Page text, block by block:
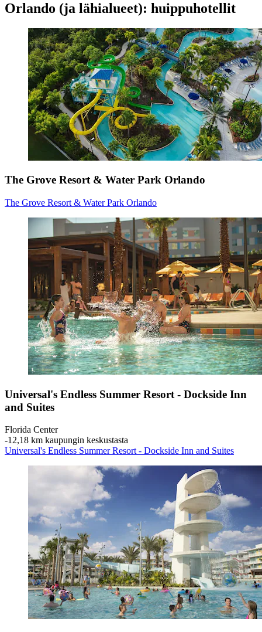
Orlando (ja lähialueet): huippuhotellit
The Grove Resort & Water Park Orlando
The Grove Resort & Water Park Orlando
Universal's Endless Summer Resort - Dockside Inn
and Suites
Florida Center
‐12,18 km kaupungin keskustasta
Universal's Endless Summer Resort - Dockside Inn and Suites